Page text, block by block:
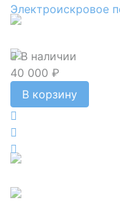
Электроискровое
В наличии
40 000 ₽
В корзину